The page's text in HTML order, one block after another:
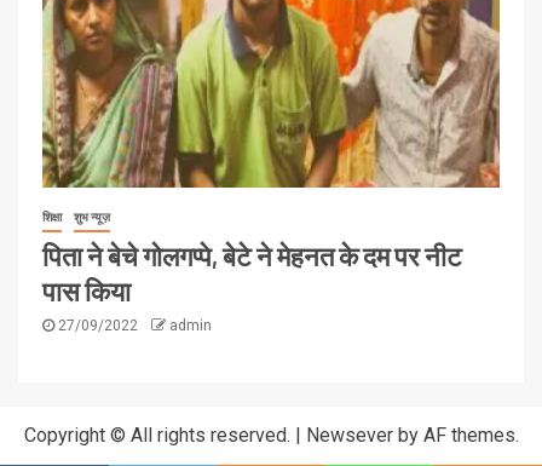
शिक्षा शुभ न्यूज़
पिता ने बेचे गोलगप्पे, बेटे ने मेहनत के दम पर नीट
पास किया
27/09/2022 admin
Copyright © All rights reserved. Newseverby AF themes.